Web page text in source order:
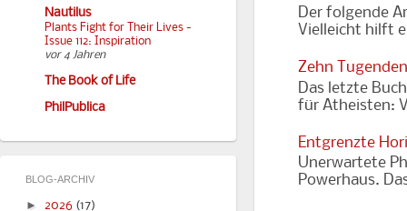
Der folgende
Vielleicht hilft
Zehn
Das letzte
für Atheisten:
Entgrenzte
Unerwartete
Powerhaus.
Nautilus
Plants Fight for Their Lives -
Issue 112: Inspiration
vor 4 Jahren
The Book of Life
PhilPublica
BLOG-ARCHIV
► 2026 (17)